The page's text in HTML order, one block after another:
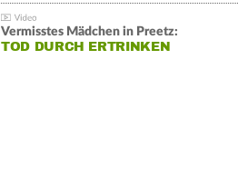
Vermisstes Mädchen in Preetz:
TOD DURCH ERTRINKEN